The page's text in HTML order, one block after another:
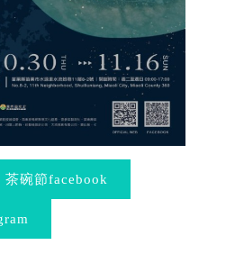
茶碗節facebook